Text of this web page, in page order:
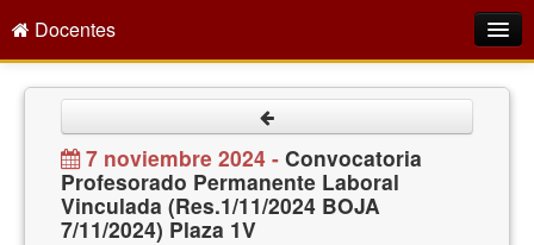
Docentes
Empleo Público
Gestión PDI
Formación y Evaluación
7 noviembre 2024 - Convocatoria
Profesorado Permanente Laboral
Vinculada (Res.1/11/2024 BOJA
7/11/2024) Plaza 1V